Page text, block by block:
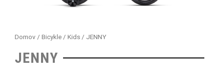
Domov / Bicykle / Kids / JENNY
JENNY